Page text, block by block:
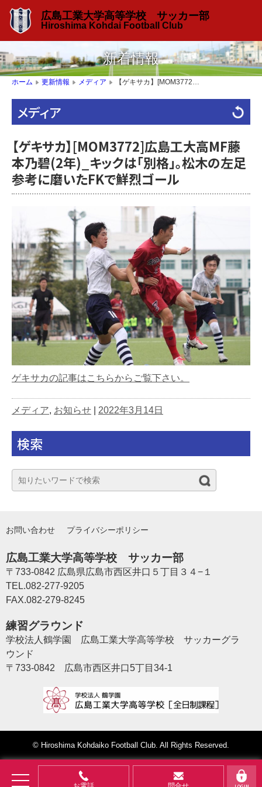
広島工業大学高等学校 サッカー部
Hiroshima Kohdai Football Club
新着情報
ホーム ▶ 更新情報 ▶ メディア ▶
メディア
【ゲキサカ】[MOM3772]広島工大高MF藤
本乃碧(2年)_キックは「別格」。松木の左足
参考に磨いたFKで鮮烈ゴール
ゲキサカの記事はこちらからご覧下さい。
メディア, お知らせ 2022年3月14日
検索
お問い合わせ プライバシーポリシー
広島工業大学高等学校 サッカー部
〒733-0842 広島県広島市西区井口５丁目３４−１
TEL.082-277-9205
FAX.082-279-8245
練習グラウンド
学校法人鶴学園 広島工業大学高等学校 サッカーグラ
ウンド
〒733-0842 広島市西区井口5丁目34-1
© Hiroshima Kohdaiko Football Club. All Rights Reserved.